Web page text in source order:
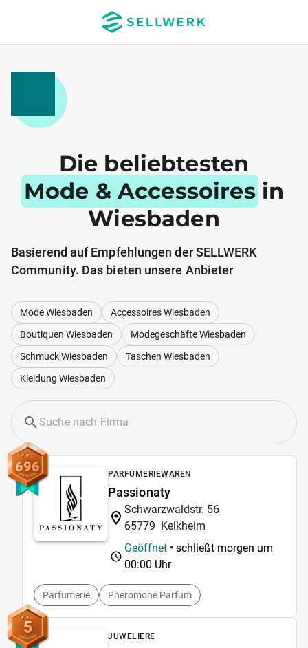
Die beliebtesten
Mode & Accessoiresin
Wiesbaden
Basierend auf Empfehlungen der SELLWERK
Community. Das bieten unsere Anbieter
Mode Wiesbaden
Accessoires Wiesbaden
Boutiquen Wiesbaden
Modegeschäfte Wiesbaden
Schmuck Wiesbaden
Taschen Wiesbaden
Kleidung Wiesbaden
696 PARFÜMERIEWAREN
Passionaty
Schwarzwaldstr. 56
65779 Kelkheim
Geöffnet • schließt morgen um
00:00 Uhr
Parfümerie Pheromone Parfum
5 JUWELIERE